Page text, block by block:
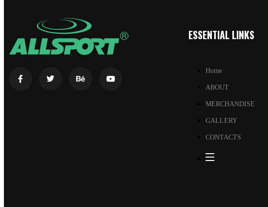
ESSENTIAL LINKS
Home
ABOUT
MERCHANDISE
GALLERY
CONTACTS